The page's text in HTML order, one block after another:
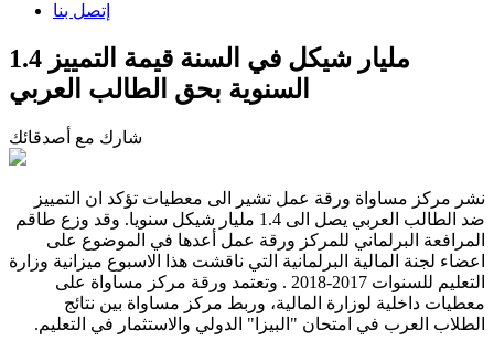
إتصل بنا
1.4 مليار شيكل في السنة قيمة التمييز
السنوية بحق الطالب العربي
شارك مع أصدقائك
نشر مركز مساواة ورقة عمل تشير الى معطيات تؤكد ان التمييز
ضد الطالب العربي يصل الى 1.4 مليار شيكل سنويا. وقد وزع طاقم
المرافعة البرلماني للمركز ورقة عمل أعدها في الموضوع على
اعضاء لجنة المالية البرلمانية التي ناقشت هذا الاسبوع ميزانية وزارة
التعليم للسنوات 2017-2018 . وتعتمد ورقة مركز مساواة على
معطيات داخلية لوزارة المالية، وربط مركز مساواة بين نتائج
الطلاب العرب في امتحان "البيزا" الدولي والاستثمار في التعليم.